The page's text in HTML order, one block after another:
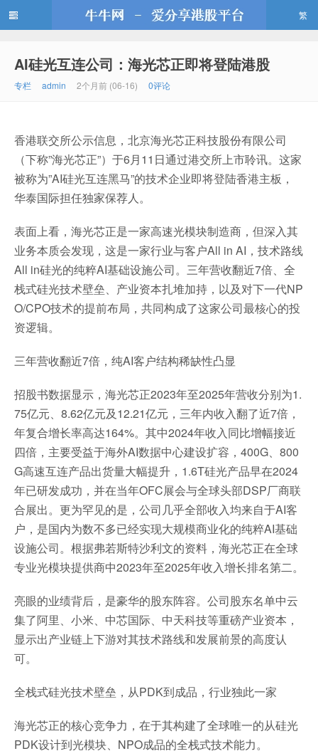
牛牛网
繁
AI硅光互连公司：海光芯正即将登陆港股
专栏 admin 2个月前 (06-16) 0评论
香港联交所公示信息，北京海光芯正科技股份有限公司
（下称”海光芯正”）于6月11日通过港交所上市聆讯。这家
被称为”AI硅光互连黑马”的技术企业即将登陆香港主板，
华泰国际担任独家保荐人。
表面上看，海光芯正是一家高速光模块制造商，但深入其
业务本质会发现，这是一家行业与客户All in AI，技术路线
All in硅光的纯粹AI基础设施公司。三年营收翻近7倍、全
栈式硅光技术壁垒、产业资本扎堆加持，以及对下一代NP
O/CPO技术的提前布局，共同构成了这家公司最核心的投
资逻辑。
三年营收翻近7倍，纯AI客户结构稀缺性凸显
招股书数据显示，海光芯正2023年至2025年营收分别为1.
75亿元、8.62亿元及12.21亿元，三年内收入翻了近7倍，
年复合增长率高达164%。其中2024年收入同比增幅接近
四倍，主要受益于海外AI数据中心建设扩容，400G、800
G高速互连产品出货量大幅提升，1.6T硅光产品早在2024
年已研发成功，并在当年OFC展会与全球头部DSP厂商联
合展出。更为罕见的是，公司几乎全部收入均来自于AI客
户，是国内为数不多已经实现大规模商业化的纯粹AI基础
设施公司。根据弗若斯特沙利文的资料，海光芯正在全球
专业光模块提供商中2023年至2025年收入增长排名第二。
亮眼的业绩背后，是豪华的股东阵容。公司股东名单中云
集了阿里、小米、中芯国际、中天科技等重磅产业资本，
显示出产业链上下游对其技术路线和发展前景的高度认
可。
全栈式硅光技术壁垒，从PDK到成品，行业独此一家
海光芯正的核心竞争力，在于其构建了全球唯一的从硅光
PDK设计到光模块、NPO成品的全栈式技术能力。